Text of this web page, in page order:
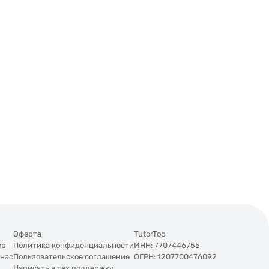
Оферта
Политика конфиденциальности
Пользовательское соглашение
TutorTop
ИНН: 7707446755
ОГРН: 1207700476092